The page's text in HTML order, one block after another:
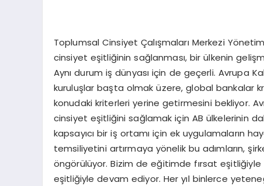
Toplumsal Cinsiyet Çalışmaları Merkezi
cinsiyet eşitliğinin sağlanması, bir ülkenin
Aynı durum iş dünyası için de geçerli. Avrupa
kuruluşlar başta olmak üzere, global bankalar
konudaki kriterleri yerine getirmesini bekliyor.
cinsiyet eşitliğini sağlamak için AB ülkelerinin
kapsayıcı bir iş ortamı için ek uygulamaların
temsiliyetini artırmaya yönelik bu adımların,
öngörülüyor. Bizim de eğitimde fırsat
eşitliğiyle devam ediyor. Her yıl binlerce